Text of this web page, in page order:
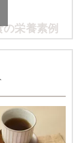
質：14.1g、炭
、食塩相当
栄養素例